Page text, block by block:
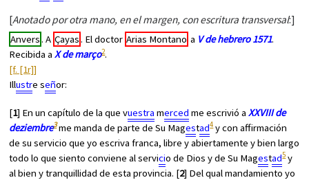
[Anotado por otra mano, en el margen, con escritura transversal:]
Anvers. A Çayas. El doctor Arias Montano a V de hebrero 1571.
Recibida aX de março2.
[f. [1r]]
Illustre señor:
[1] En un capítulo de la que vuestra merced me escrivió aXXVIII de
deziembre3me manda de parte de Su Magestad4y con affirmación
de su servicio que yo escriva franca, libre y abiertamente y bien largo
todo lo que siento conviene al servicio de Dios y de Su Magestad5y
al bien y tranquillidad de esta provincia. [2] Del qual mandamiento yo